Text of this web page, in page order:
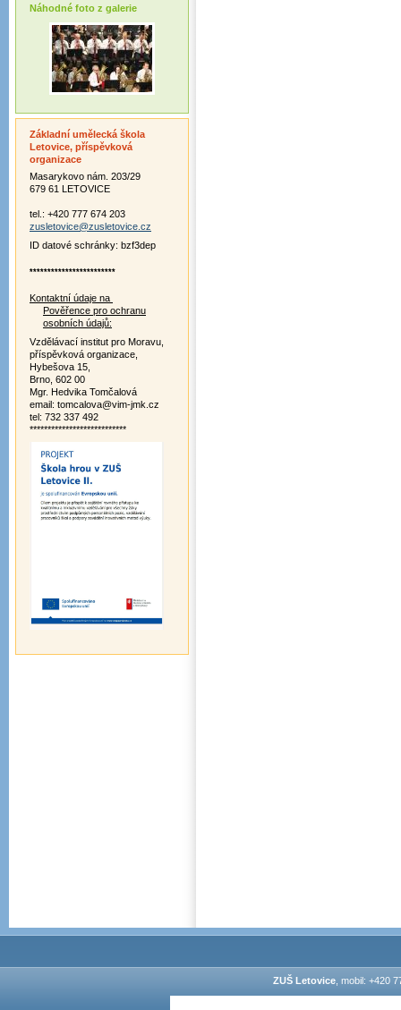
Náhodné foto z galerie
Základní umělecká škola
Letovice, příspěvková
organizace
Masarykovo nám. 203/29
679 61 LETOVICE
tel.: +420 777 674 203
zusletovice@zusletovice.cz
ID datové schránky: bzf3dep
************************
Kontaktní údaje na
Pověřence pro ochranu
osobních údajů:
Vzdělávací institut pro Moravu,
příspěvková organizace,
Hybešova 15,
Brno, 602 00
Mgr. Hedvika Tomčalová
email: tomcalova@vim-jmk.cz
tel: 732 337 492
***************************
ZUŠ Letovice, mobil: +420